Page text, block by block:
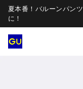
夏本番！バルーンパン
に！